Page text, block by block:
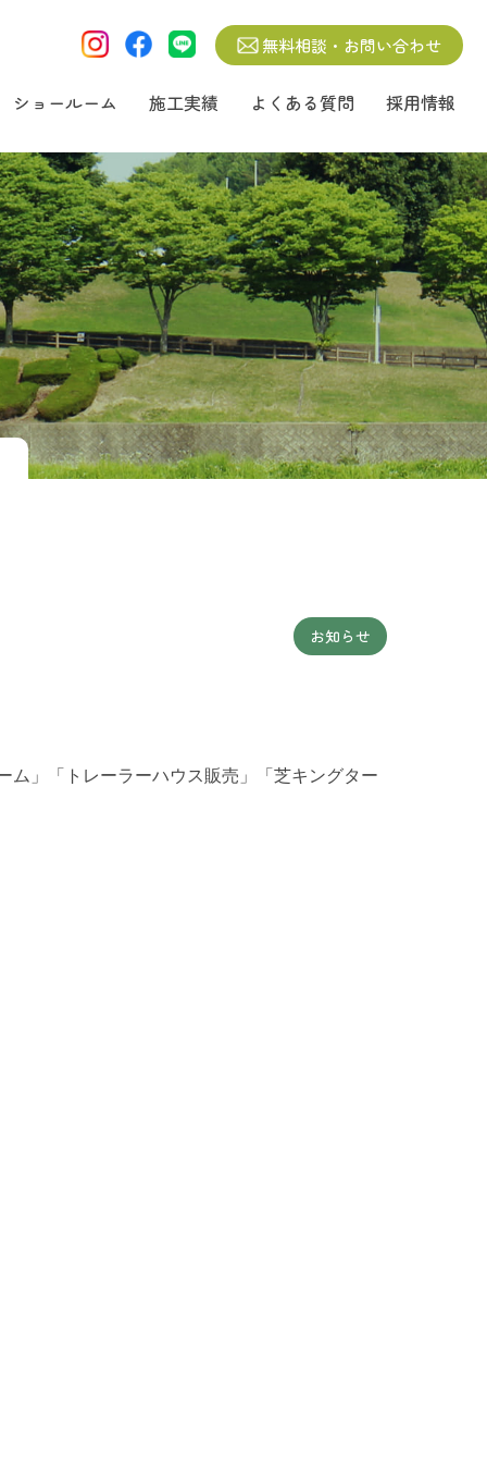
無料相談・お問い合わせ
ショールーム 施工実績 よくある質問 採用情報
お知らせ
」「トレーラーハウス販売」「芝キングター